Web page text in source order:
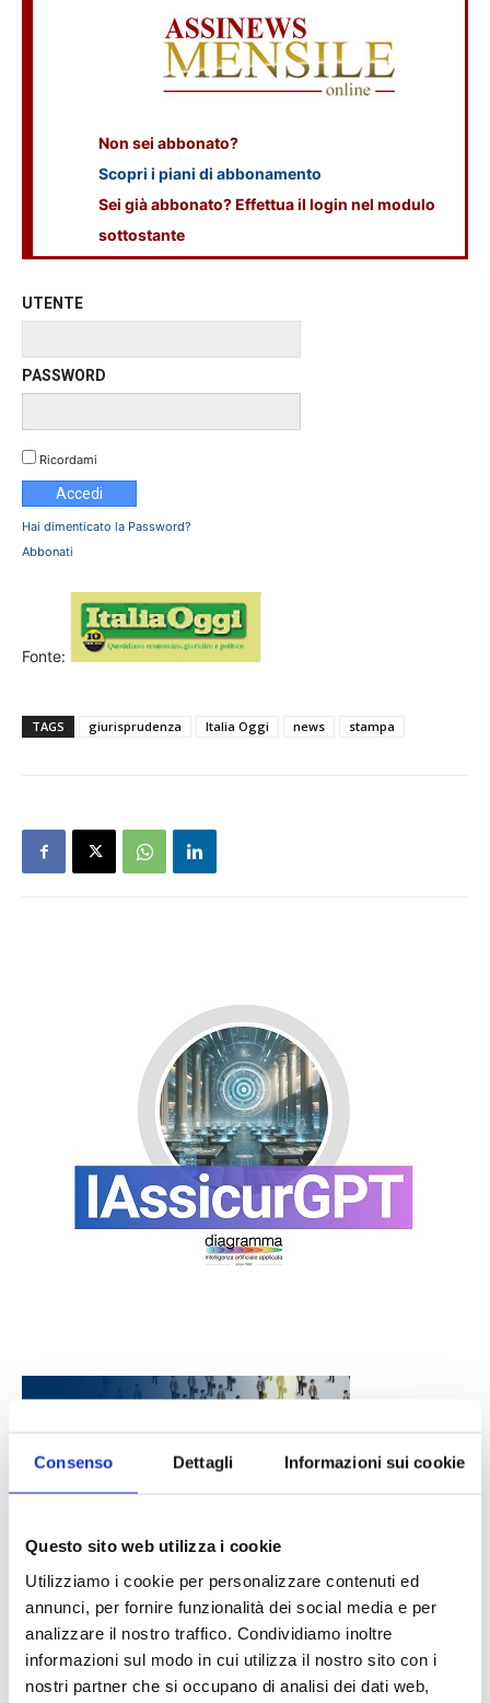
Consenso Dettagli Informazioni sui cookie
Questo sito web utilizza i cookie
Utilizziamo i cookie per personalizzare contenuti ed
annunci, per fornire funzionalità dei social media e per
analizzare il nostro traffico. Condividiamo inoltre
informazioni sul modo in cui utilizza il nostro sito con i
nostri partner che si occupano di analisi dei dati web,
Non sei abbonato?
Scopri i piani di abbonamento
Sei già abbonato? Effettua il login nel modulo
sottostante
UTENTE
PASSWORD
Ricordami
Hai dimenticato la Password?
Abbonati
Fonte:
TAGS giurisprudenza Italia Oggi news stampa
DALLE AZIENDE
Prima Assicurazioni: grande
partecipazione alla Convention degli
intermediari partner 2026